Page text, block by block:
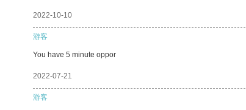
2022-10-10
游客
You have 5 minute oppor
2022-07-21
游客